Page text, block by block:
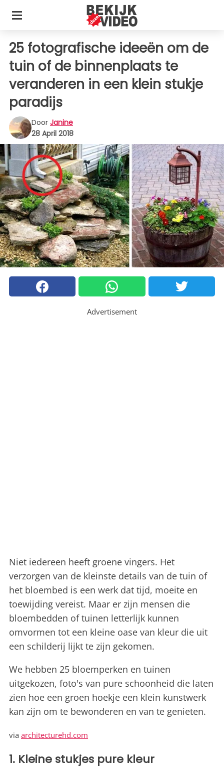
25 fotografische ideeën om de
tuin of de binnenplaats te
veranderen in een klein stukje
paradijs
Door Janine
28 April 2018
Advertisement
Niet iedereen heeft groene vingers. Het
verzorgen van de kleinste details van de tuin of
het bloembed is een werk dat tijd, moeite en
toewijding vereist. Maar er zijn mensen die
bloembedden of tuinen letterlijk kunnen
omvormen tot een kleine oase van kleur die uit
een schilderij lijkt te zijn gekomen.
We hebben 25 bloemperken en tuinen
uitgekozen, foto's van pure schoonheid die laten
zien hoe een groen hoekje een klein kunstwerk
kan zijn om te bewonderen en van te genieten.
via architecturehd.com
1. Kleine stukjes pure kleur